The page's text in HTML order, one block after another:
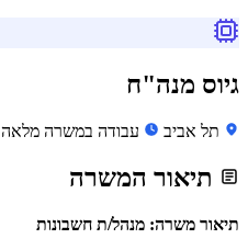
גיוס מנה"ח
תל אביב עבודה במשרה מלאה
תיאור המשרה
תיאור משרה: מנהל/ת חשבונות